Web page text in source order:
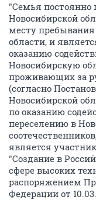
"Семья постоянно
Новосибирской
месту пребывания
области, и
оказанию
Новосибирскую
проживающих за
(согласно
Новосибирской
по оказанию
переселению в
является
"Создание в
сфере высоких
распоряжением
Федерации от